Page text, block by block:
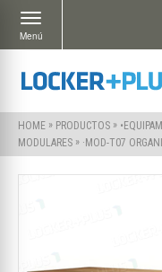
HOME » PRODUCTOS »
MODULARES » ·MOD-T07
Menú